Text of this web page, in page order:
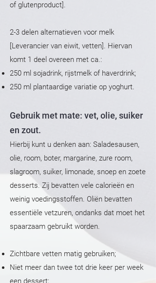
of glutenproduct].
2-3 delen alternatieven voor melk
[Leverancier van eiwit, vetten]. Hiervan
komt 1 deel overeen met ca.:
250 ml sojadrink, rijstmelk of haverdrink;
250 ml plantaardige variatie op yoghurt.
Gebruik met mate: vet, olie, suiker
en zout.
Hierbij kunt u denken aan: Saladesausen,
olie, room, boter, margarine, zure room,
slagroom, suiker, limonade, snoep en zoete
desserts. Zij bevatten vele calorieën en
weinig voedingsstoffen. Oliën bevatten
essentiële vetzuren, ondanks dat moet het
spaarzaam gebruikt worden.
Zichtbare vetten matig gebruiken;
Niet meer dan twee tot drie keer per week
een dessert;